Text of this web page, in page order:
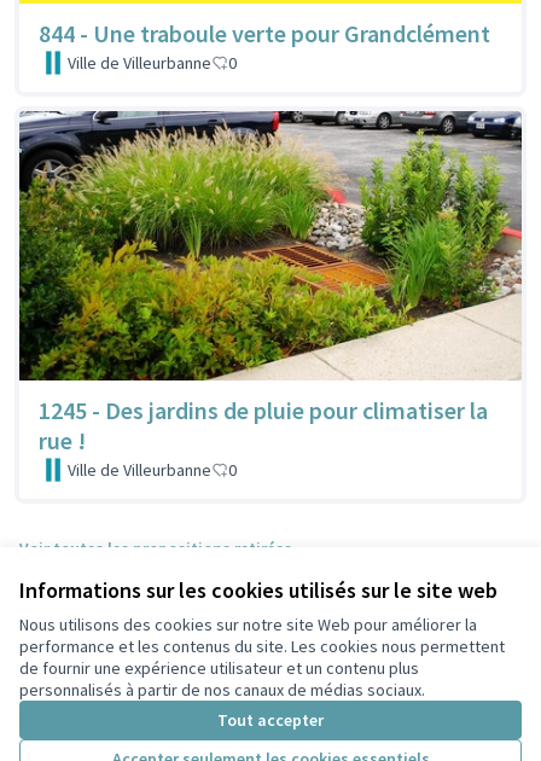
Informations sur les cookies utilisés sur le site web
Nous utilisons des cookies sur notre site Web pour améliorer la
performance et les contenus du site. Les cookies nous permettent
de fournir une expérience utilisateur et un contenu plus
personnalisés à partir de nos canaux de médias sociaux.
Tout accepter
844 - Une traboule verte pour Grandclément
Ville de Villeurbanne 0
1245 - Des jardins de pluie pour climatiser la
rue !
Ville de Villeurbanne 0
Voir toutes les propositions retirées
Conditions d'utilisation
Paramètres des cookies
Participez Villeurbanne sur X
(Lien externe)
Participez Villeurbanne sur Facebook
Participez Villeurbanne sur Instagram
Participez Villeurbanne sur YouTube
(Lien externe)